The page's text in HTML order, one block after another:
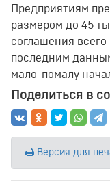
Предприятиям
размером до 45
соглашения всего
последним
мало-помалу
Поделиться в
Версия для